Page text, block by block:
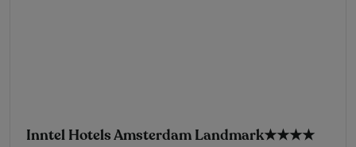
Inntel Hotels Amsterdam Landmark★★★★